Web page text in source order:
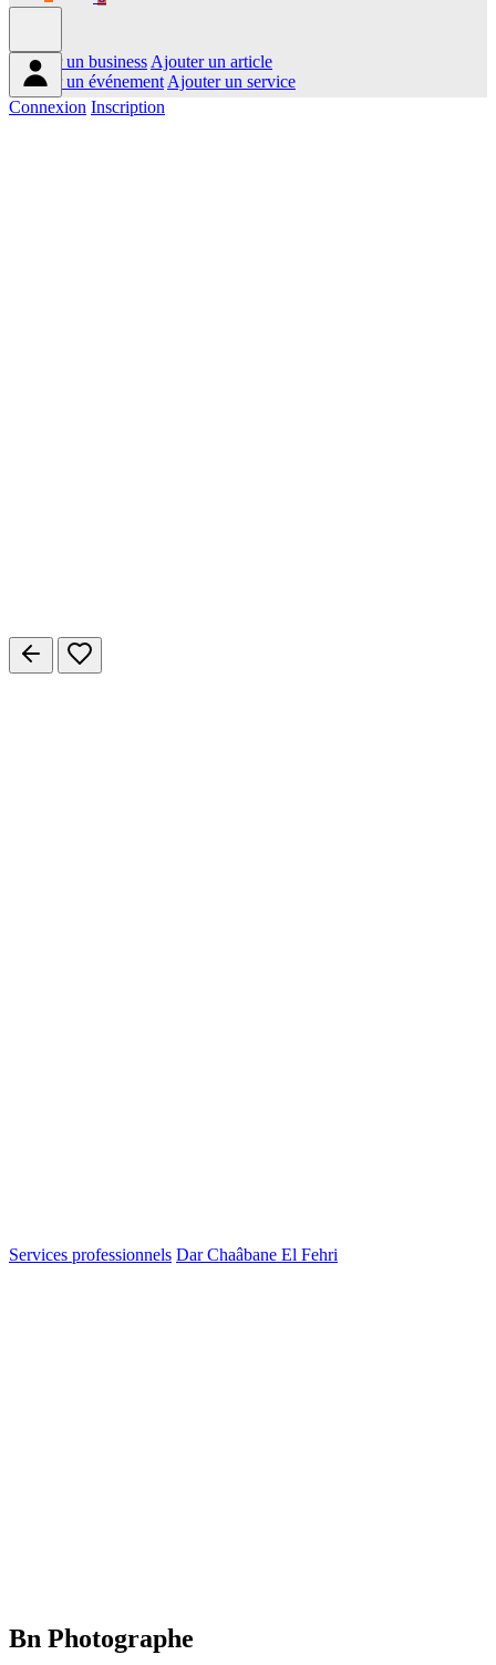
Ajouter un business Ajouter un article
Ajouter un événement Ajouter un service
Connexion Inscription
Services professionnels Dar Chaâbane El Fehri
Bn Photographe